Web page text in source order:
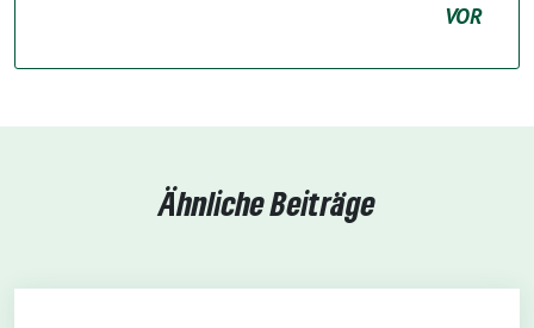
VOR
Ähnliche Beiträge